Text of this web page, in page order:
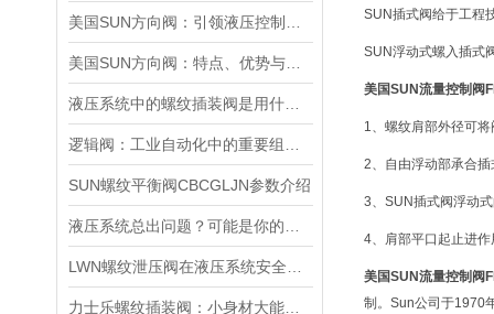
SUN螺纹平衡阀CBCGLJN参数介绍
SUN插式阀给于工程
SUN浮动式螺入插
美国SUN流量控制阀
1、螺纹肩部外径可
2、自由浮动部承合
3、SUN插式阀浮动
4、肩部平口起止进
美国SUN流量控制阀
制。Sun公司于1970